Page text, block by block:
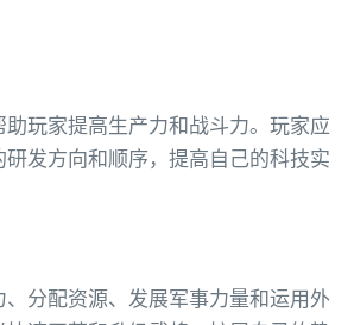
玩家提高生产力和战斗力。玩家应
发方向和顺序，提高自己的科技实
分配资源、发展军事力量和运用外